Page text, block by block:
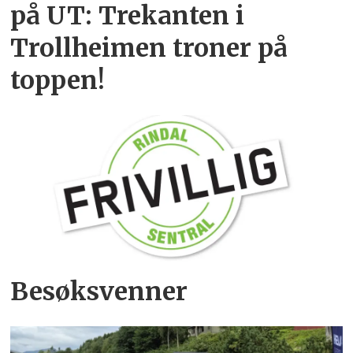
på UT: Trekanten i
Trollheimen troner på
toppen!
Besøksvenner